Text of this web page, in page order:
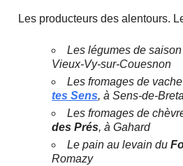
Les producteurs des alentours.
Les légumes de
Vieux-Vy-sur-Couesnon
Les fromages de
tes Sens, à Sens-de-
Les fromages de
des Prés, à Gahard
Le pain au levain du
Romazy